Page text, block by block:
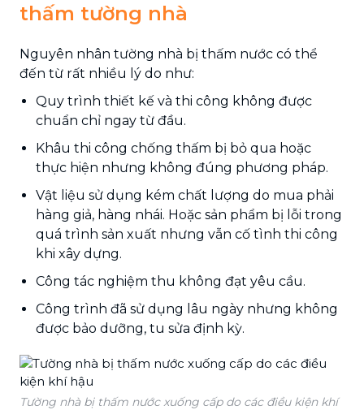
thấm tường nhà
Nguyên nhân tường nhà bị thấm nước có thể
đến từ rất nhiều lý do như:
Quy trình thiết kế và thi công không được
chuẩn chỉ ngay từ đầu.
Khâu thi công chống thấm bị bỏ qua hoặc
thực hiện nhưng không đúng phương pháp.
Vật liệu sử dụng kém chất lượng do mua phải
hàng giả, hàng nhái. Hoặc sản phẩm bị lỗi trong
quá trình sản xuất nhưng vẫn cố tình thi công
khi xây dựng.
Công tác nghiệm thu không đạt yêu cầu.
Công trình đã sử dụng lâu ngày nhưng không
được bảo dưỡng, tu sửa định kỳ.
Tường nhà bị thấm nước xuống cấp do các điều kiện khí